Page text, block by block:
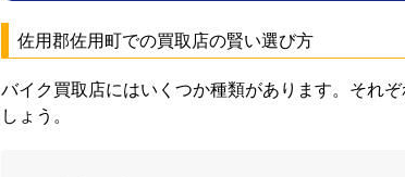
佐用郡佐用町での買取店の賢い選び方
バイク買取店にはいくつか種類があります。それ
しょう。